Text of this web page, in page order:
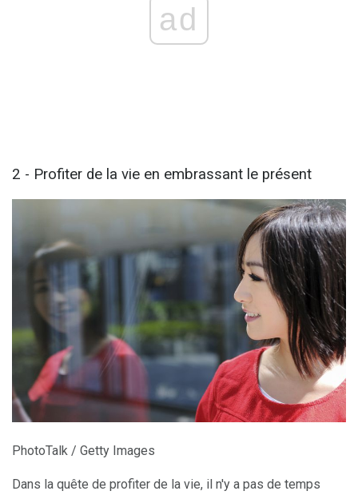
ad
2 - Profiter de la vie en embrassant le présent
PhotoTalk / Getty Images
Dans la quête de profiter de la vie, il n'y a pas de temps